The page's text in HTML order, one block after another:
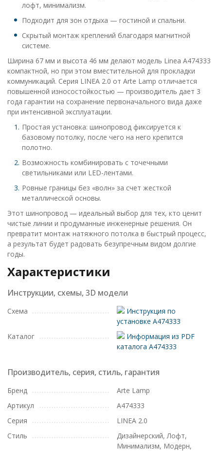
лофт, минимализм.
Подходит для зон отдыха — гостиной и спальни.
Скрытый монтаж креплений благодаря магнитной
системе.
Ширина 67 мм и высота 46 мм делают модель Linea A474333
компактной, но при этом вместительной для прокладки
коммуникаций. Серия LINEA 2.0 от Arte Lamp отличается
повышенной износостойкостью — производитель дает 3
года гарантии на сохранение первоначального вида даже
при интенсивной эксплуатации.
Простая установка: шинопровод фиксируется к
базовому потолку, после чего на него крепится
полотно.
Возможность комбинировать с точечными
светильниками или LED-лентами.
Ровные границы без «волн» за счет жесткой
металлической основы.
Этот шинопровод — идеальный выбор для тех, кто ценит
чистые линии и продуманные инженерные решения. Он
превратит монтаж натяжного потолка в быстрый процесс,
а результат будет радовать безупречным видом долгие
годы.
Характеристики
Инструкции, схемы, 3D модели
Схема
Инструкция по
установке A474333
Каталог
Информация из PDF
каталога A474333
Производитель, серия, стиль, гарантия
Бренд
Arte Lamp
Артикул
A474333
Серия
LINEA 2.0
Стиль
Дизайнерский, Лофт,
Минимализм, Модерн,